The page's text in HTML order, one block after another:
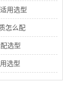
用选型
怎么配
选型
选型